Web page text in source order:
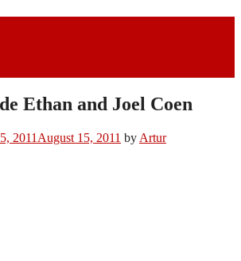
Ethan and Joel Coen
2011 August 15, 2011 by Artur